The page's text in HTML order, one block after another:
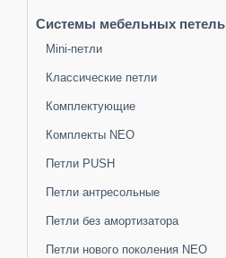
Системы мебельных петель
Mini-петли
Классические петли
Комплектующие
Комплекты NEO
Петли PUSH
Петли антресольные
Петли без амортизатора
Петли нового поколения NEO